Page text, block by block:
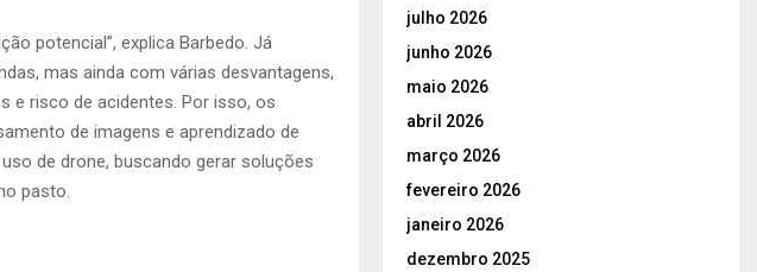
potencial”, explica Barbedo. Já
mas ainda com várias desvantagens,
e risco de acidentes. Por isso, os
de imagens e aprendizado de
de drone, buscando gerar soluções
pasto.
julho 2026
junho 2026
maio 2026
abril 2026
março 2026
fevereiro 2026
janeiro 2026
dezembro 2025